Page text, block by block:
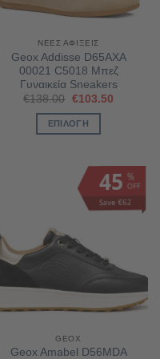
ΝΈΕΣ ΑΦΊΞΕΙΣ
Geox Addisse D65AXA
00021 C5018 Μπεζ
Γυναικεία Sneakers
€138.00 Original
was:
€138.00.
€103.50Η
ΕΠΙΛΟΓΉ
προϊόν
έχει
πολλαπλές
Οι
επιλογές
να
επιλεγούν
σελίδα
%
OFF
45
Save €62
GEOX
Geox Amabel D56MDA